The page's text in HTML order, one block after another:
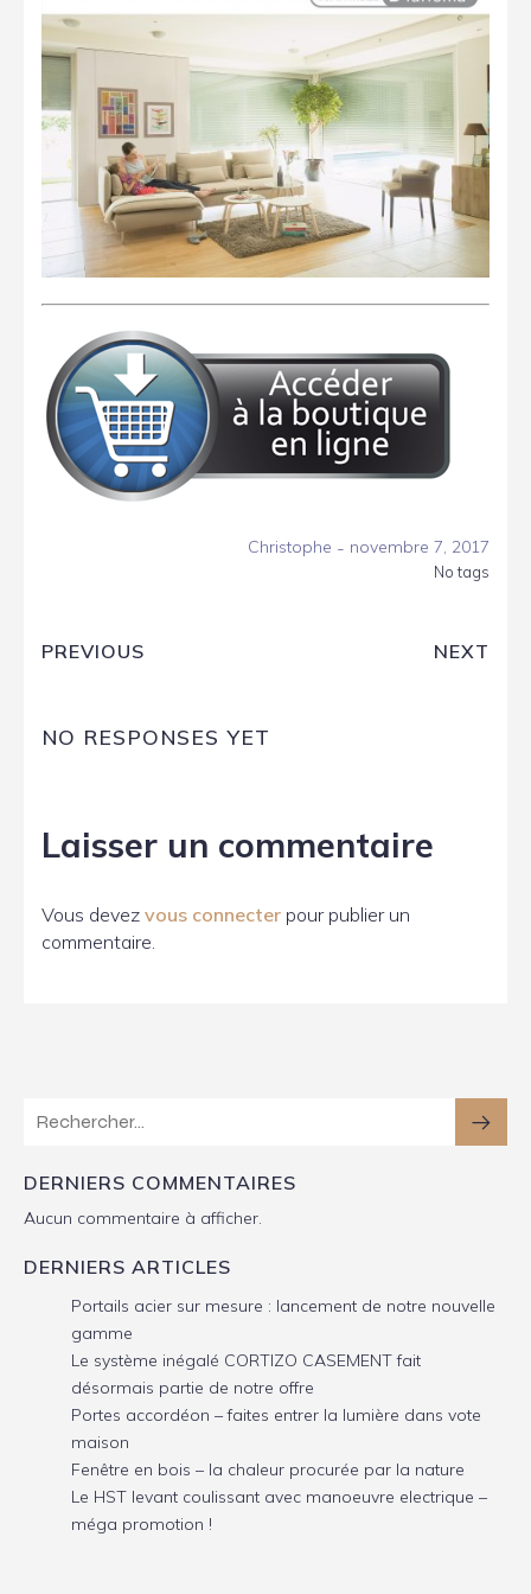
Christophe - novembre 7, 2017
No tags
PREVIOUS NEXT
NO RESPONSES YET
Laisser un commentaire
Vous devez vous connecter pour publier un
commentaire.
DERNIERS COMMENTAIRES
Aucun commentaire à afficher.
DERNIERS ARTICLES
Portails acier sur mesure : lancement de notre nouvelle
gamme
Le système inégalé CORTIZO CASEMENT fait
désormais partie de notre offre
Portes accordéon – faites entrer la lumière dans vote
maison
Fenêtre en bois – la chaleur procurée par la nature
Le HST levant coulissant avec manoeuvre electrique –
méga promotion !